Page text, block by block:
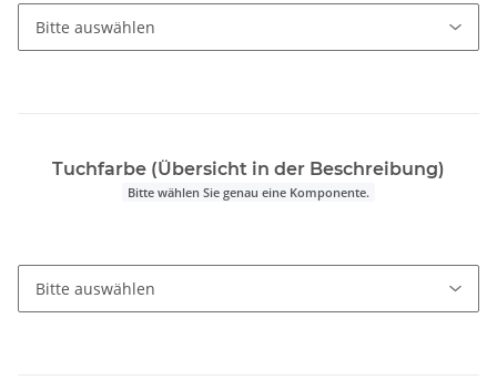
Tuchfarbe (Übersicht in der Beschreibung)
Bitte wählen Sie genau eine Komponente.